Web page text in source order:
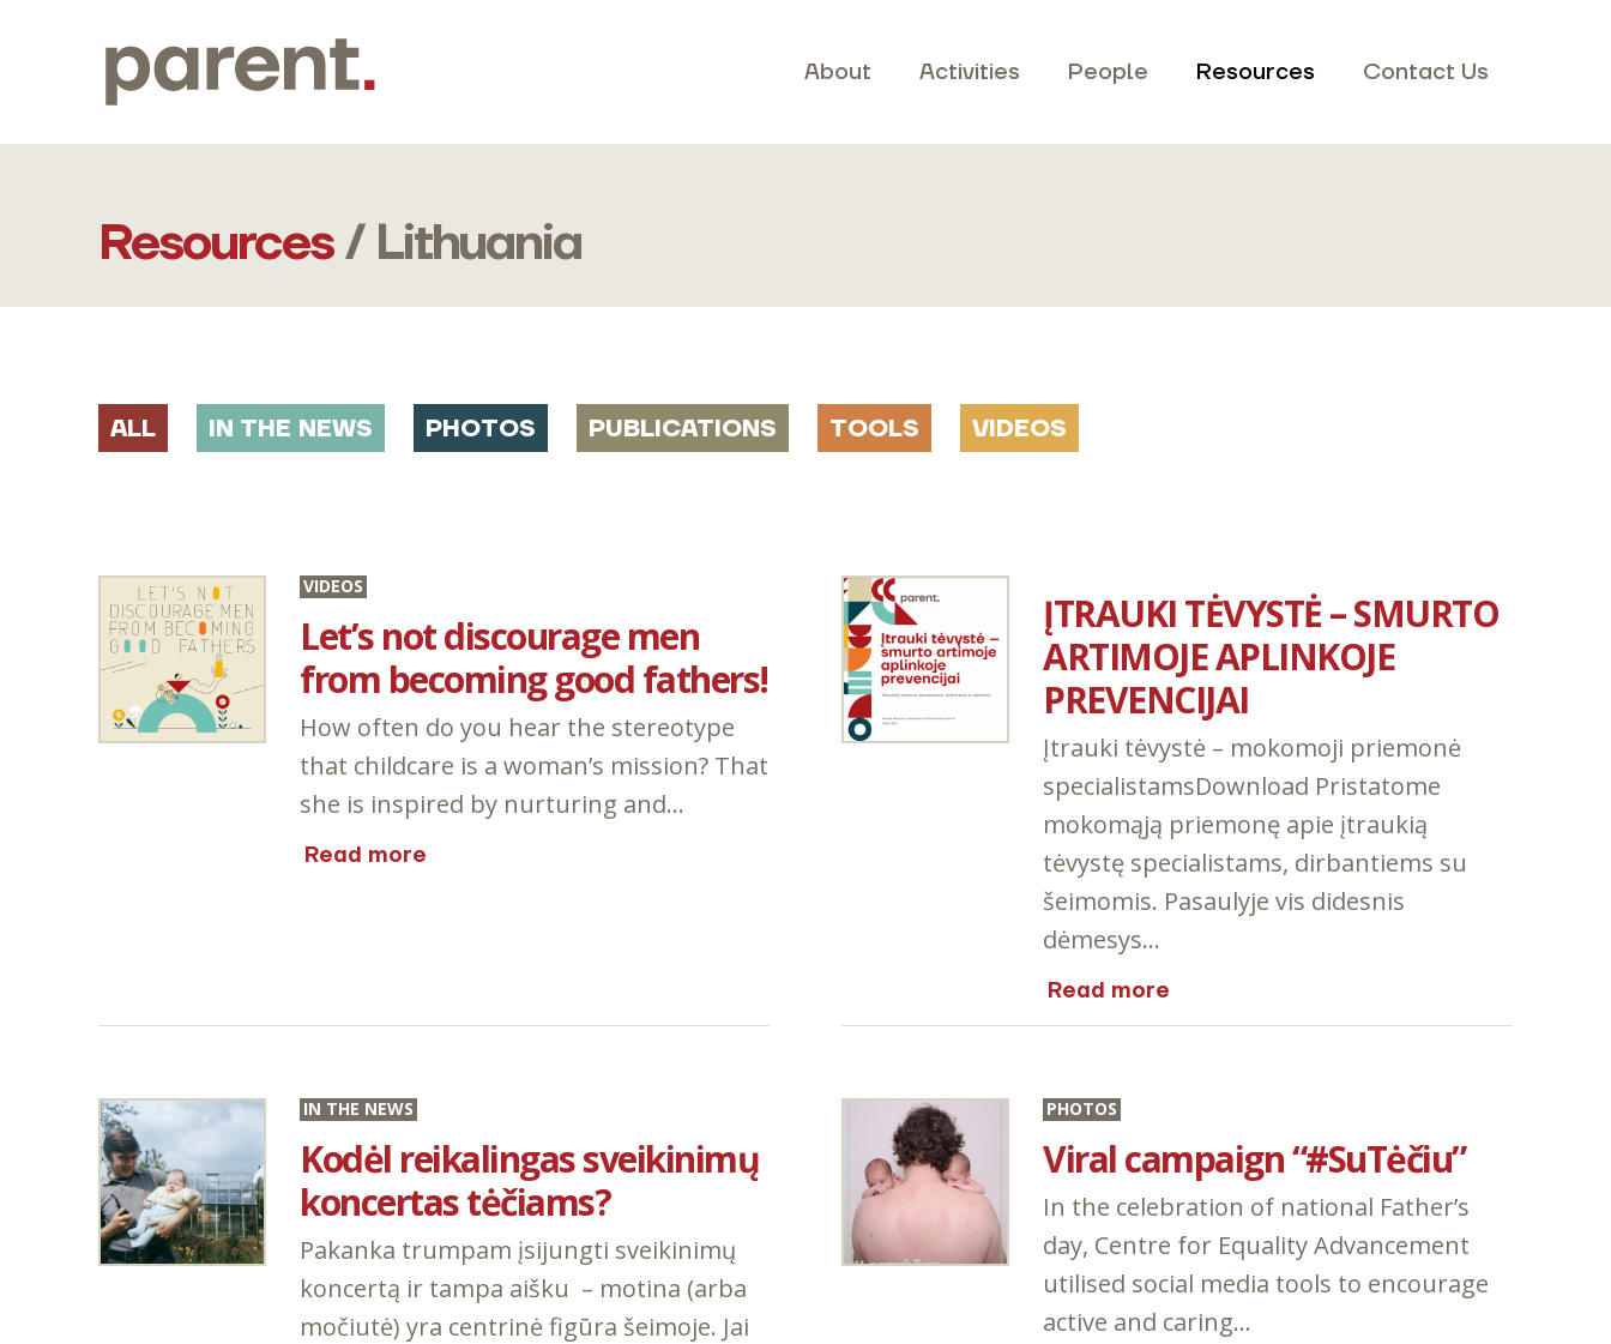
About Activities People Resources Contact Us
Resources/ Lithuania
ALL IN THE NEWS PHOTOS PUBLICATIONS TOOLS VIDEOS
VIDEOS
Let’s not discourage men
from becoming good fathers!
How often do you hear the stereotype
that childcare is a woman’s mission? That
she is inspired by nurturing and…
Read more
ĮTRAUKI TĖVYSTĖ – SMURTO
ARTIMOJE APLINKOJE
PREVENCIJAI
Įtrauki tėvystė – mokomoji priemonė
specialistamsDownload Pristatome
mokomąją priemonę apie įtraukią
tėvystę specialistams, dirbantiems su
šeimomis. Pasaulyje vis didesnis
dėmesys…
Read more
IN THE NEWS
Kodėl reikalingas sveikinimų
koncertas tėčiams?
Pakanka trumpam įsijungti sveikinimų
koncertą ir tampa aišku – motina (arba
močiutė) yra centrinė figūra šeimoje. Jai
PHOTOS
Viral campaign “#SuTėčiu”
In the celebration of national Father’s
day, Centre for Equality Advancement
utilised social media tools to encourage
active and caring…